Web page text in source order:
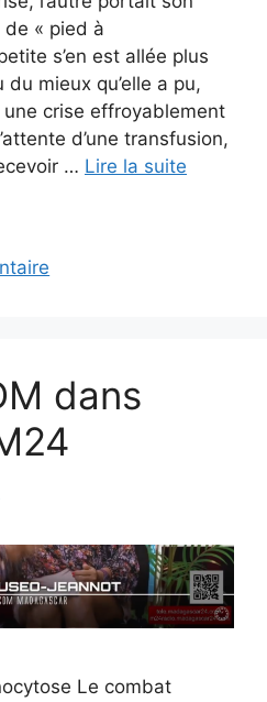
« pied à
s’en est allée plus
mieux qu’elle a pu,
une crise effroyablement
d’une transfusion,
… Lire la suite
dans
Le combat